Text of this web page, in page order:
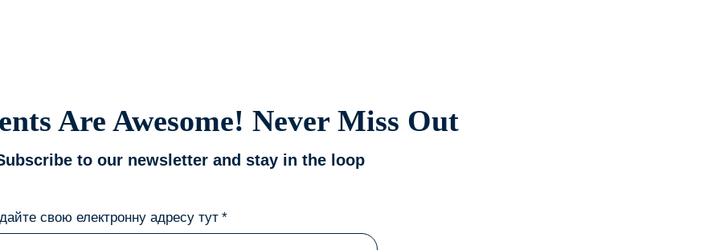
Are Awesome! Never Miss Out
to our newsletter and stay in the loop
свою електронну адресу тут *